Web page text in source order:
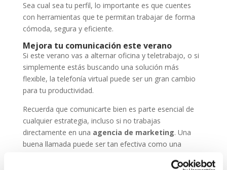
Sea cual sea tu perfil, lo importante es que cuentes
con herramientas que te permitan trabajar de forma
cómoda, segura y eficiente.
Mejora tu comunicación este verano
Si este verano vas a alternar oficina y teletrabajo, o si
simplemente estás buscando una solución más
flexible, la telefonía virtual puede ser un gran cambio
para tu productividad.
Recuerda que comunicarte bien es parte esencial de
cualquier estrategia, incluso si no trabajas
directamente en una agencia de marketing. Una
buena llamada puede ser tan efectiva como una